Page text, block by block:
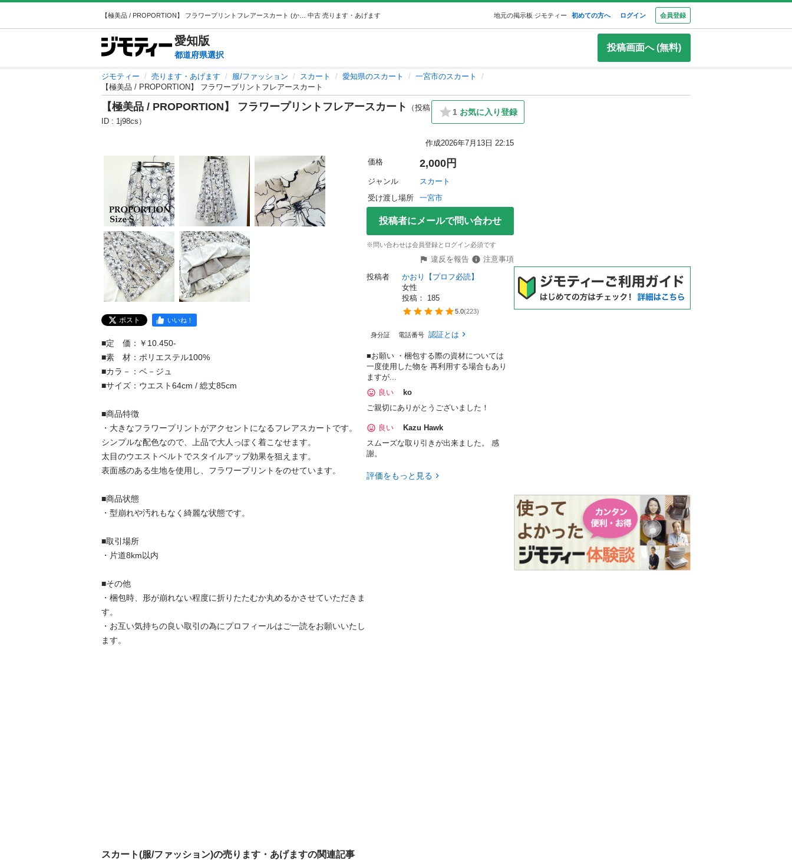
中古 売ります・あげます 地元の掲示板 ジモティー 初めての方へ ログイン 会員登録
愛知版
都道府県選択
投稿画面へ (無料)
ジモティー 売ります・あげます 服/ファッション スカート 愛知県のスカート
一宮市のスカート
【極美品 / PROPORTION】 フラワープリントフレアースカート
【極美品 / PROPORTION】 フラワープリントフレアースカート
（投稿
ID : 1j98cs）
1 お気に入り登録
作成2026年7月13日 22:15
ポスト いいね！
■定　価：￥10.450-
■素　材：ポリエステル100%
■カラ－：ベ－ジュ
■サイズ：ウエスト64cm / 総丈85cm
■商品特徴
・大きなフラワープリントがアクセントになるフレアスカートです。
シンプルな配色なので、上品で大人っぽく着こなせます。
太目のウエストベルトでスタイルアップ効果を狙えます。
表面感のある生地を使用し、フラワープリントをのせています。
■商品状態
・型崩れや汚れもなく綺麗な状態です。
■取引場所
・片道8km以内
■その他
・梱包時、形が崩れない程度に折りたたむか丸めるかさせていただきま
す。
・お互い気持ちの良い取引の為にプロフィールはご一読をお願いいたし
ます。
価格 2,000円
ジャンル
スカート
受け渡し場所
一宮市
投稿者にメールで問い合わせ
※問い合わせは会員登録とログイン必須です
違反を報告
注意事項
投稿者
かおり【プロフ必読】
女性
投稿： 185
5.0(223)
身分証 電話番号 認証とは
■お願い ・梱包する際の資材については
一度使用した物を 再利用する場合もあり
ますが...
良い
ko
ご親切にありがとうございました！
良い
Kazu Hawk
スムーズな取り引きが出来ました。 感
謝。
評価をもっと見る
スカート(服/ファッション)の売ります・あげますの関連記事